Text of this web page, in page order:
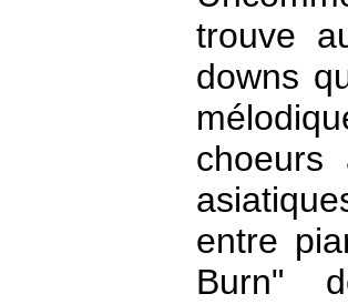
trouve
downs
entre
Burn"